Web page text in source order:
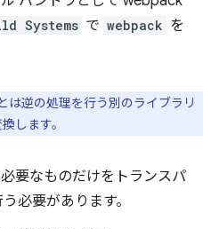
Systems で webpack を
は逆の処理を行う別のライブラリ
します。
要なものだけをトランスパ
必要があります。